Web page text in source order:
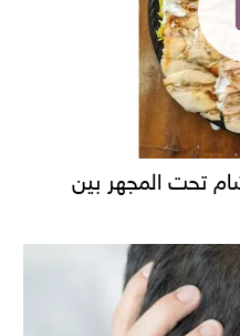
تحت المجهر بين